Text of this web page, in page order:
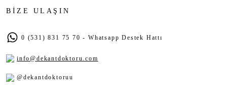
BİZE ULAŞIN
0 (531) 831 75 70 - Whatsapp Destek Hattı
info@dekantdoktoru.com
@dekantdoktoruu